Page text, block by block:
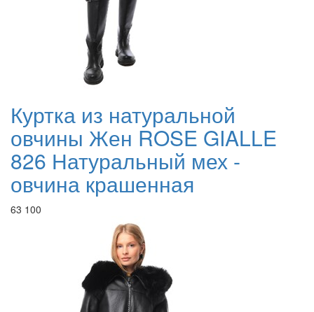
Куртка из натуральной
овчины Жен ROSE GIALLE
826 Натуральный мех -
овчина крашенная
63 100